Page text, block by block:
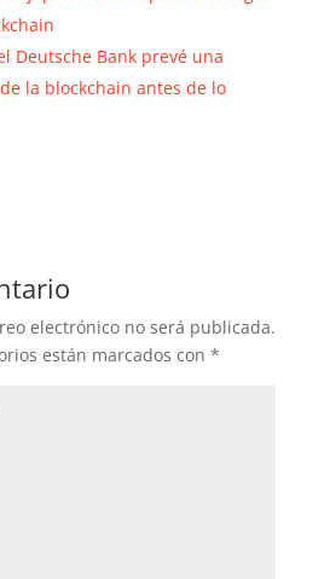
Deutsche Bank prevé una
la blockchain antes de lo
electrónico no será publicada.
están marcados con *